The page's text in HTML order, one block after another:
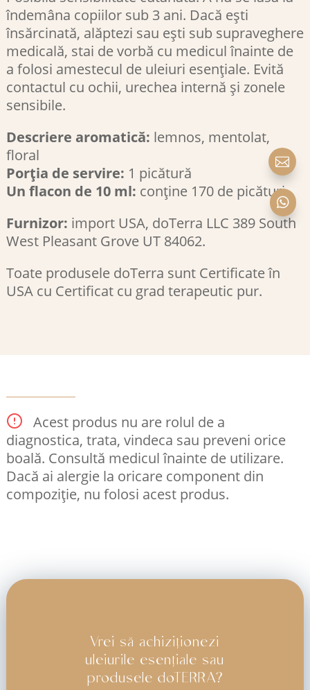
îndemâna copiilor sub 3 ani. Dacă ești
însărcinată, alăptezi sau ești sub supraveghere
medicală, stai de vorbă cu medicul înainte de
a folosi amestecul de uleiuri esențiale. Evită
contactul cu ochii, urechea internă și zonele
sensibile.
Descriere aromatică: lemnos, mentolat,
floral
Porția de servire: 1 picătură
Un flacon de 10 ml: conține 170 de picături
Furnizor: import USA, doTerra LLC 389 South
West Pleasant Grove UT 84062.
Toate produsele doTerra sunt Certificate în
USA cu Certificat cu grad terapeutic pur.
Acest produs nu are rolul de a
diagnostica, trata, vindeca sau preveni orice
boală. Consultă medicul înainte de utilizare.
Dacă ai alergie la oricare component din
compoziție, nu folosi acest produs.
Vrei să achiziționezi
uleiurile esențiale sau
produsele doTERRA?

